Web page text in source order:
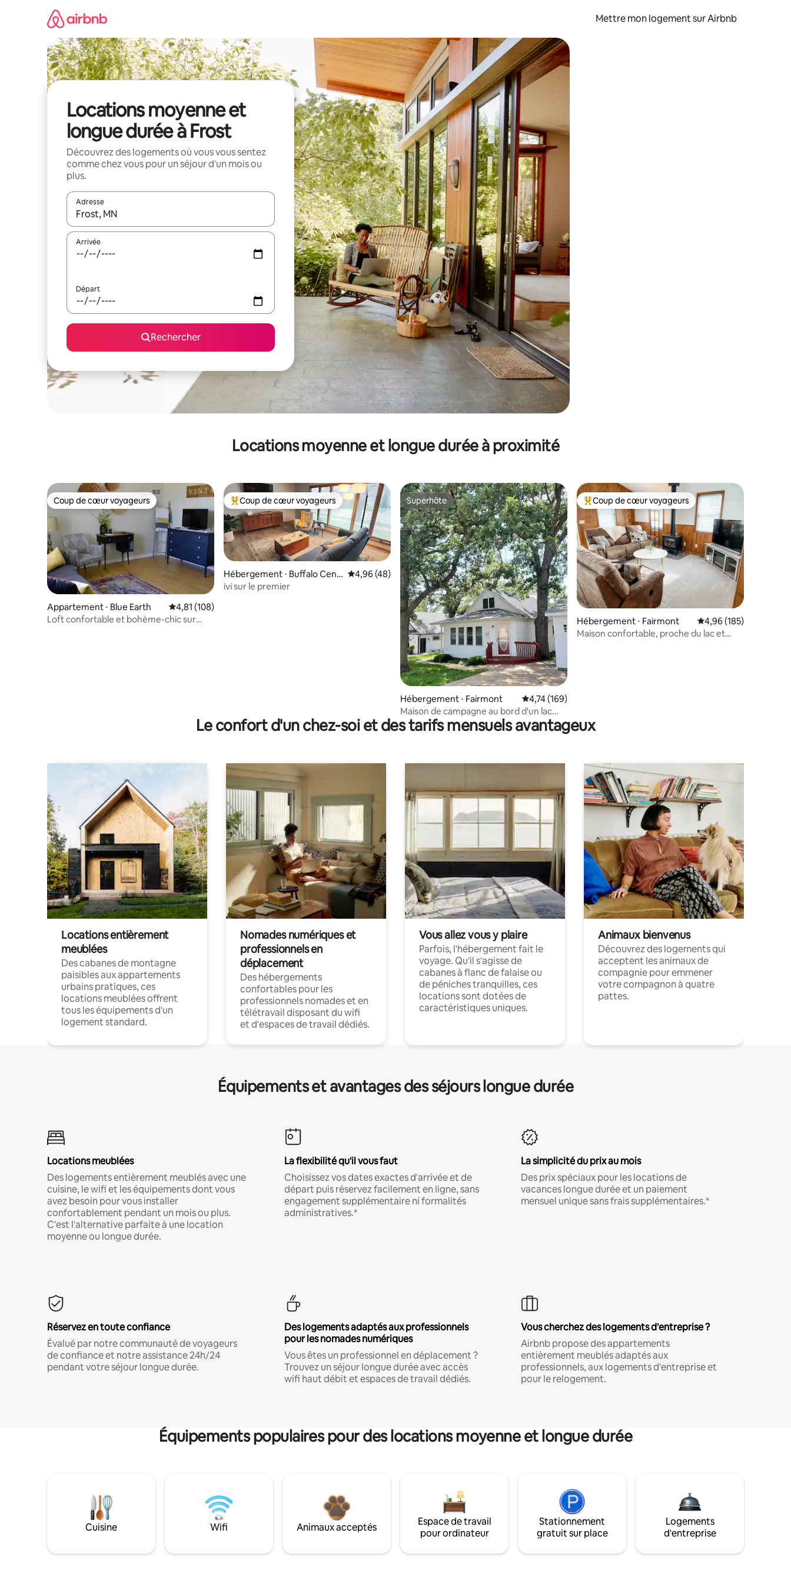
Mettre mon logement sur Airbnb
Locations moyenne et
longue durée à Frost
Découvrez des logements où vous vous sentez
comme chez vous pour un séjour d'un mois ou
plus.
Adresse
Lorsque les résultats s'affichent, utilisez les flèches vers le haut et vers le bas pour les parcourir ou en appuyant et en faisant glisser.
Arrivée
Départ
Rechercher
Locations moyenne et longue durée à proximité
Coup de cœur voyageurs
Coup de cœur voyageurs
Appartement ⋅ Blue Earth Évaluation moyenne sur la base de 108 commentaires : 4,81 sur 5
4,81 (108)
Loft confortable et bohème-chic sur
Coups de cœur voyageurs les plus appréciés
Coup de cœur voyageurs
Hébergement ⋅ Buffalo Cent
er
Évaluation moyenne sur la base de 48 commentaires : 4,96 sur 5
4,96 (48)
ivi sur le premier
Superhôte
Superhôte
Hébergement ⋅ Fairmont Évaluation moyenne sur la base de 169 commentaires : 4,74 sur 5
4,74 (169)
Maison de campagne au bord d'un lac
avec quai privé
Coups de cœur voyageurs les plus appréciés
Coup de cœur voyageurs
Hébergement ⋅ Fairmont Évaluation moyenne
4,96 (185)
Maison confortable, proche du lac et
Le confort d'un chez-soi et des tarifs mensuels avantageux
Locations entièrement
meublées
Des cabanes de montagne
paisibles aux appartements
urbains pratiques, ces
locations meublées offrent
tous les équipements d'un
logement standard.
Nomades numériques et
professionnels en
déplacement
Des hébergements
confortables pour les
professionnels nomades et en
télétravail disposant du wifi
et d'espaces de travail dédiés.
Vous allez vous y plaire
Parfois, l'hébergement fait le
voyage. Qu'il s'agisse de
cabanes à flanc de falaise ou
de péniches tranquilles, ces
locations sont dotées de
caractéristiques uniques.
Animaux bienvenus
Découvrez des logements qui
acceptent les animaux de
compagnie pour emmener
votre compagnon à quatre
pattes.
Équipements et avantages des séjours longue durée
Locations meublées
Des logements entièrement meublés avec une
cuisine, le wifi et les équipements dont vous
avez besoin pour vous installer
confortablement pendant un mois ou plus.
C'est l'alternative parfaite à une location
moyenne ou longue durée.
La flexibilité qu'il vous faut
Choisissez vos dates exactes d'arrivée et de
départ puis réservez facilement en ligne, sans
engagement supplémentaire ni formalités
administratives.*
La simplicité du prix au mois
Des prix spéciaux pour les locations de
vacances longue durée et un paiement
mensuel unique sans frais supplémentaires.*
Réservez en toute confiance
Évalué par notre communauté de voyageurs
de confiance et notre assistance 24h/24
pendant votre séjour longue durée.
Des logements adaptés aux professionnels
pour les nomades numériques
Vous êtes un professionnel en déplacement ?
Trouvez un séjour longue durée avec accès
wifi haut débit et espaces de travail dédiés.
Vous cherchez des logements d'entreprise ?
Airbnb propose des appartements
entièrement meublés adaptés aux
professionnels, aux logements d'entreprise et
pour le relogement.
Équipements populaires pour des locations moyenne et longue durée
Cuisine Wifi Animaux acceptés
Espace de travail
pour ordinateur
Stationnement
gratuit sur place
Logements
d'entreprise